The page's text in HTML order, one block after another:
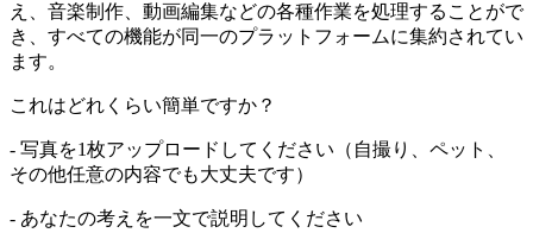
え、音楽制作、動画編集などの各種作業を処理することがで
き、すべての機能が同一のプラットフォームに集約されてい
ます。
これはどれくらい簡単ですか？
- 写真を1枚アップロードしてください（自撮り、ペット、
その他任意の内容でも大丈夫です）
- あなたの考えを一文で説明してください